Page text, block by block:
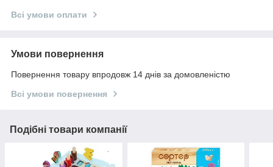
Всі умови оплати
Умови повернення
Повернення товару впродовж 14 днів за домовленістю
Всі умови повернення
Подібні товари компанії